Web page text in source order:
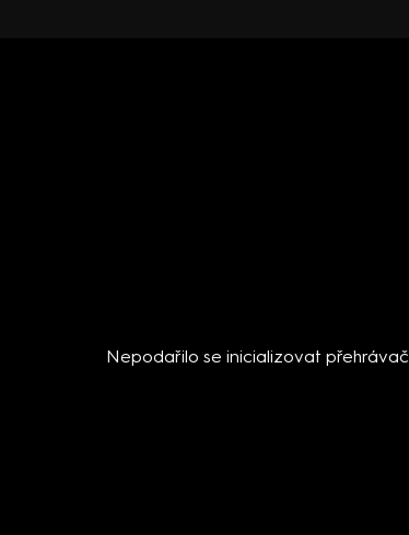
Nepodařilo se inicializovat přehrávač